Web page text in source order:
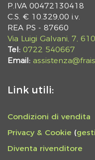
P.IVA 00472130418
C.S. € 10.329,00 i.v.
REA PS - 87660
Via Luigi Galvani, 7,
Tel: 0722 540667
Email:
Link utili:
Condizioni di vendita
Privacy & Cookie (
Diventa rivenditore